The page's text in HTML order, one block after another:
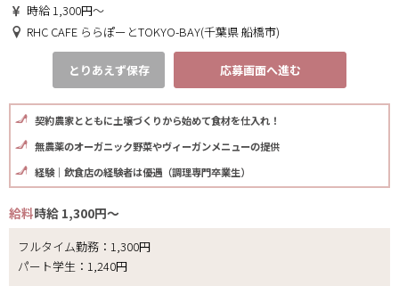
時給 1,300円～
RHC CAFE ららぽーとTOKYO-BAY(千葉県 船橋市)
とりあえず保存 応募画面へ進む
契約農家とともに土壌づくりから始めて食材を仕入れ！
無農薬のオーガニック野菜やヴィーガンメニューの提供
経験｜飲食店の経験者は優遇（調理専門卒業生）
給料時給 1,300円～
フルタイム勤務：1,300円
パート学生：1,240円